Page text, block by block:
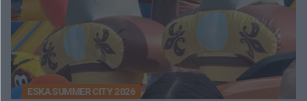
ESKA SUMMER CITY 2026